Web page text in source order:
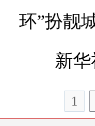
环”扮靓
新
1